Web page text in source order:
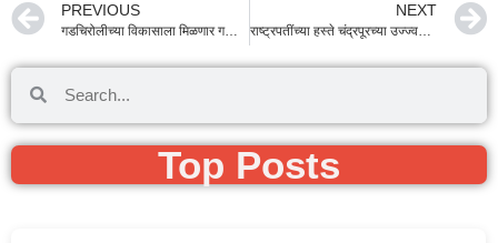
PREVIOUS
गडचिरोलीच्या विकासाला मिळणार गती! नवीन विमानतळासाठी १०४ कोटींच्या निधीला मंजुरी, पाहा सविस्तर माहिती
NEXT
राष्ट्रपतींच्या हस्ते चंद्रपूरच्या उज्ज्वला सोयम यांचा गौरव; ‘राष्ट्रीय फ्लोरेन्स नाइटिंगेल’ पुरस्काराने सन्मानित
Top Posts